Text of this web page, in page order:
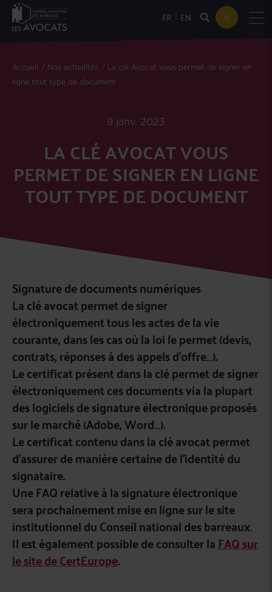
FR EN
Accueil Nos actualités
La clé Avocat vous permet de signer en
ligne tout type de document
9 janv. 2023
LA CLÉ AVOCAT VOUS
PERMET DE SIGNER EN LIGNE
TOUT TYPE DE DOCUMENT
Signature de documents numériques
La clé avocat permet de signer
électroniquement tous les actes de la vie
courante, dans les cas où la loi le permet (devis,
contrats, réponses à des appels d’offre…).
Le certificat présent dans la clé permet de signer
électroniquement ces documents via la plupart
des logiciels de signature électronique proposés
sur le marché (Adobe, Word…).
Le certificat contenu dans la clé avocat permet
d’assurer de manière certaine de l’identité du
signataire.
Une FAQ relative à la signature électronique
sera prochainement mise en ligne sur le site
institutionnel du Conseil national des barreaux.
Il est également possible de consulter laFAQ sur
le site de CertEurope.